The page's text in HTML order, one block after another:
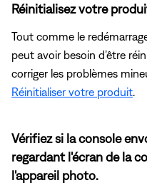
Réinitialisez votre
Tout comme le
peut avoir besoin d’être
corriger les problèmes
Réinitialiser votre produit
Vérifiez si la console
regardant l'écran de la
l'appareil photo.